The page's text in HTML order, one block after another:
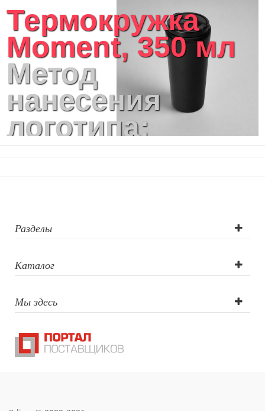
Термокружка
Moment, 350 мл
Метод
нанесения
логотипа:
Тампопечать
Разделы
Каталог
Мы здесь